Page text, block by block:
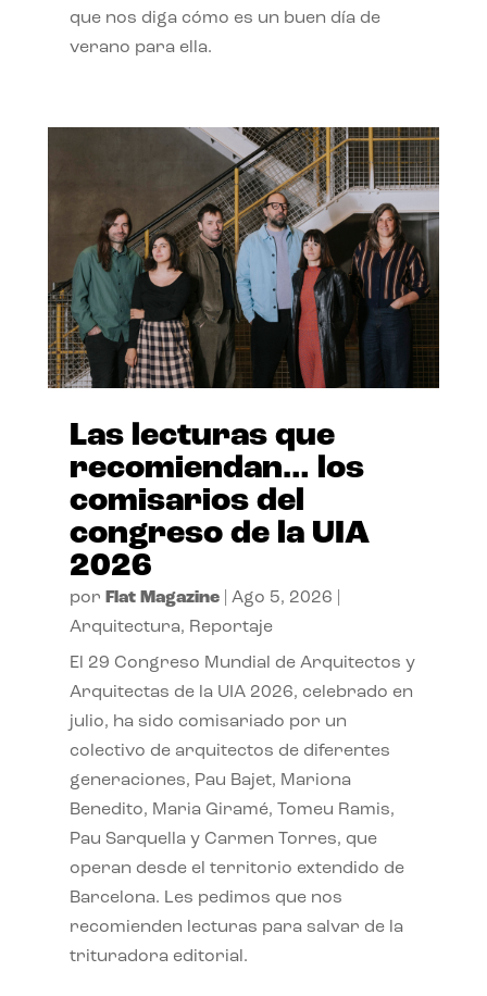
que nos diga cómo es un buen día de
verano para ella.
Las lecturas que
recomiendan… los
comisarios del
congreso de la UIA
2026
por Flat Magazine| Ago 5, 2026
Arquitectura, Reportaje
El 29 Congreso Mundial de Arquitectos y
Arquitectas de la UIA 2026, celebrado en
julio, ha sido comisariado por un
colectivo de arquitectos de diferentes
generaciones, Pau Bajet, Mariona
Benedito, Maria Giramé, Tomeu Ramis,
Pau Sarquella y Carmen Torres, que
operan desde el territorio extendido de
Barcelona. Les pedimos que nos
recomienden lecturas para salvar de la
trituradora editorial.